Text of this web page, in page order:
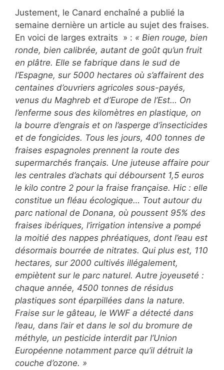
Justement, le Canard enchaîné a publié la
semaine dernière un article au sujet des fraises.
En voici de larges extraits » : « Bien rouge, bien
ronde, bien calibrée, autant de goût qu’un fruit
en plâtre. Elle se fabrique dans le sud de
l’Espagne, sur 5000 hectares où s’affairent des
centaines d’ouvriers agricoles sous-payés,
venus du Maghreb et d’Europe de l’Est… On
l’enferme sous des kilomètres en plastique, on
la bourre d’engrais et on l’asperge d’insecticides
et de fongicides. Tous les jours, 400 tonnes de
fraises espagnoles prennent la route des
supermarchés français. Une juteuse affaire pour
les centrales d’achats qui déboursent 1,5 euros
le kilo contre 2 pour la fraise française. Hic : elle
constitue un fléau écologique… Tout autour du
parc national de Donana, où poussent 95% des
fraises ibériques, l’irrigation intensive a pompé
la moitié des nappes phréatiques, dont l’eau est
désormais bourrée de nitrates. Qui plus est, 110
hectares, sur 2000 cultivés illégalement,
empiètent sur le parc naturel. Autre joyeuseté :
chaque année, 4500 tonnes de résidus
plastiques sont éparpillées dans la nature.
Fraise sur le gâteau, le WWF a détecté dans
l’eau, dans l’air et dans le sol du bromure de
méthyle, un pesticide interdit par l’Union
Européenne notamment parce qu’il détruit la
couche d’ozone. »